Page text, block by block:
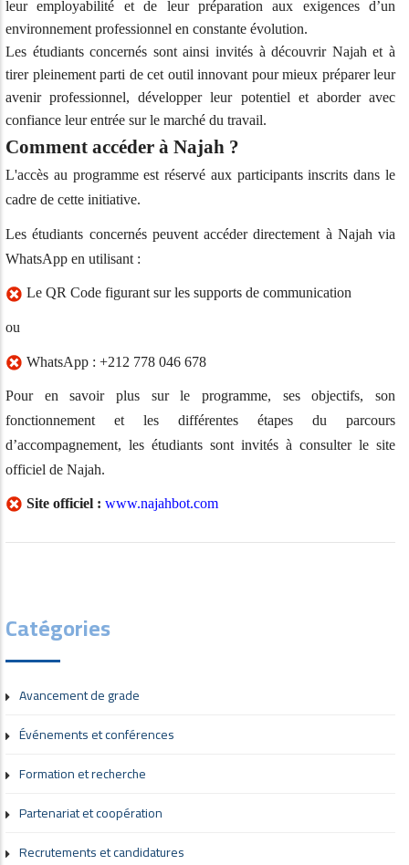
leur employabilité et de leur préparation aux exigences d’un
environnement professionnel en constante évolution.
Les étudiants concernés sont ainsi invités à découvrir Najah et à
tirer pleinement parti de cet outil innovant pour mieux préparer leur
avenir professionnel, développer leur potentiel et aborder avec
confiance leur entrée sur le marché du travail.
Comment accéder à Najah ?
L'accès au programme est réservé aux participants inscrits dans le
cadre de cette initiative.
Les étudiants concernés peuvent accéder directement à Najah via
WhatsApp en utilisant :
Le QR Code figurant sur les supports de communication
ou
WhatsApp : +212 778 046 678
Pour en savoir plus sur le programme, ses objectifs, son
fonctionnement et les différentes étapes du parcours
d’accompagnement, les étudiants sont invités à consulter le site
officiel de Najah.
Site officiel : www.najahbot.com
Catégories
Avancement de grade
Événements et conférences
Formation et recherche
Partenariat et coopération
Recrutements et candidatures